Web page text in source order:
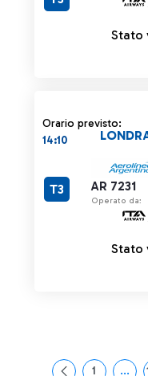
Stato
Orario previsto:
14:10
AR 7231
Operato da:
T3
Stato
1 ...